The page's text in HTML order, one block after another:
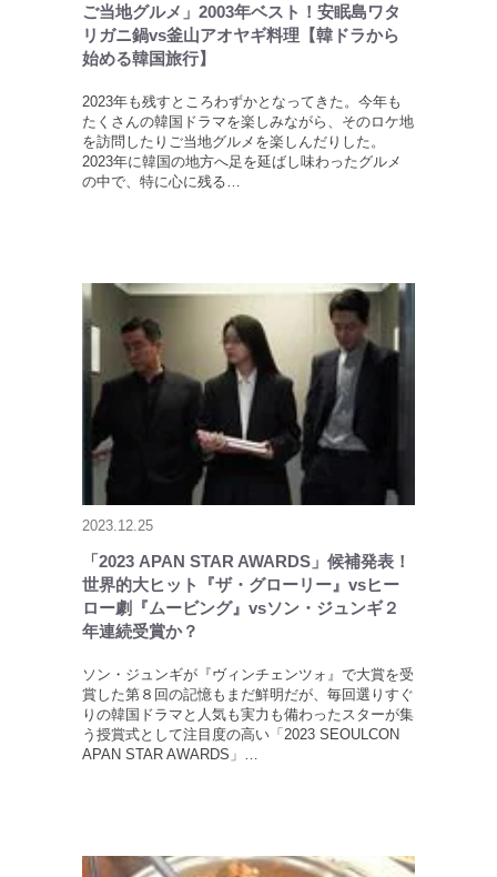
ご当地グルメ」2003年ベスト！安眠島ワタ
リガニ鍋vs釜山アオヤギ料理【韓ドラから
始める韓国旅行】
2023年も残すところわずかとなってきた。今年も
たくさんの韓国ドラマを楽しみながら、そのロケ地
を訪問したりご当地グルメを楽しんだりした。
2023年に韓国の地方へ足を延ばし味わったグルメ
の中で、特に心に残る…
2023.12.25
「2023 APAN STAR AWARDS」候補発表！
世界的大ヒット『ザ・グローリー』vsヒー
ロー劇『ムービング』vsソン・ジュンギ２
年連続受賞か？
ソン・ジュンギが『ヴィンチェンツォ』で大賞を受
賞した第８回の記憶もまだ鮮明だが、毎回選りすぐ
りの韓国ドラマと人気も実力も備わったスターが集
う授賞式として注目度の高い「2023 SEOULCON
APAN STAR AWARDS」…